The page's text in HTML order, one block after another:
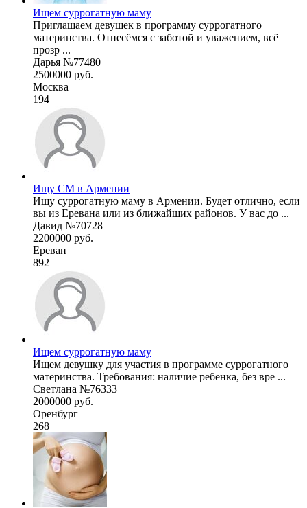
Ищем суррогатную маму
Приглашаем девушек в программу суррогатного
материнства. Отнесёмся с заботой и уважением, всё
прозр ...
Дарья №77480
2500000 руб.
Москва
194
Ищу СМ в Армении
Ищу суррогатную маму в Армении. Будет отлично, если
вы из Еревана или из ближайших районов. У вас до ...
Давид №70728
2200000 руб.
Ереван
892
Ищем суррогатную маму
Ищем девушку для участия в программе суррогатного
материнства. Требования: наличие ребенка, без вре ...
Светлана №76333
2000000 руб.
Оренбург
268